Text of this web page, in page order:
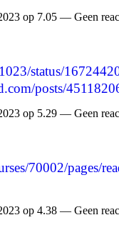
op 7.05 — Geen
status/
posts/
op 5.29 — Geen
70002/pages/
op 4.38 — Geen